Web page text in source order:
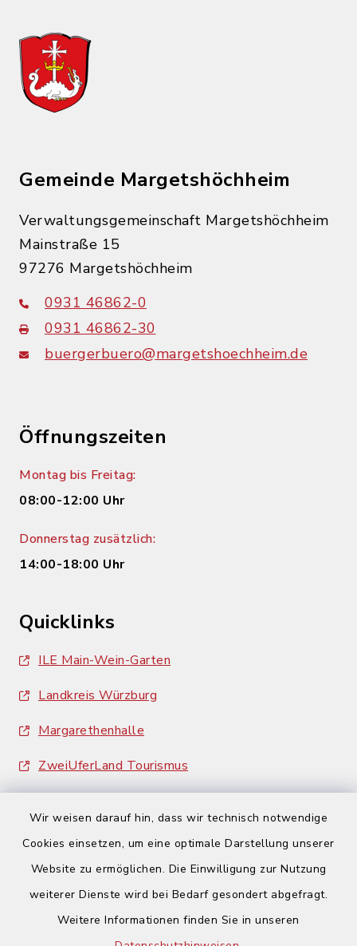
Wir weisen darauf hin, dass wir technisch notwendige
Cookies einsetzen, um eine optimale Darstellung unserer
Website zu ermöglichen. Die Einwilligung zur Nutzung
weiterer Dienste wird bei Bedarf gesondert abgefragt.
Weitere Informationen finden Sie in unseren
Gemeinde Margetshöchheim
Verwaltungsgemeinschaft Margetshöchheim
Mainstraße 15
97276 Margetshöchheim
0931 46862-0
0931 46862-30
buergerbuero@margetshoechheim.de
Öffnungszeiten
Montag bis Freitag:
08:00-12:00 Uhr
Donnerstag zusätzlich:
14:00-18:00 Uhr
Quicklinks
ILE Main-Wein-Garten
Landkreis Würzburg
Margarethenhalle
ZweiUferLand Tourismus
Barrierefreiheit